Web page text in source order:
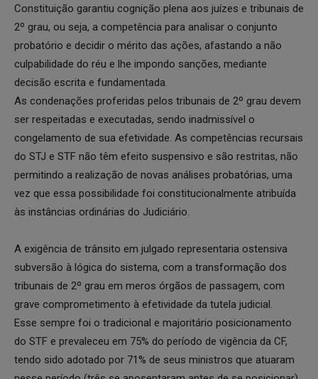
Constituição garantiu cognição plena aos juízes e tribunais de
2º grau, ou seja, a competência para analisar o conjunto
probatório e decidir o mérito das ações, afastando a não
culpabilidade do réu e lhe impondo sanções, mediante
decisão escrita e fundamentada.
As condenações proferidas pelos tribunais de 2º grau devem
ser respeitadas e executadas, sendo inadmissível o
congelamento de sua efetividade. As competências recursais
do STJ e STF não têm efeito suspensivo e são restritas, não
permitindo a realização de novas análises probatórias, uma
vez que essa possibilidade foi constitucionalmente atribuída
às instâncias ordinárias do Judiciário.
A exigência de trânsito em julgado representaria ostensiva
subversão à lógica do sistema, com a transformação dos
tribunais de 2º grau em meros órgãos de passagem, com
grave comprometimento à efetividade da tutela judicial.
Esse sempre foi o tradicional e majoritário posicionamento
do STF e prevaleceu em 75% do período de vigência da CF,
tendo sido adotado por 71% de seus ministros que atuaram